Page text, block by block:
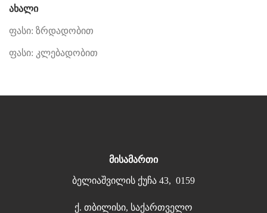
ახალი
ფასი: ზრდადობით
ფასი: კლებადობით
მისამართი
ბელიაშვილის ქუჩა 43, 0159
ქ. თბილისი, საქართველო